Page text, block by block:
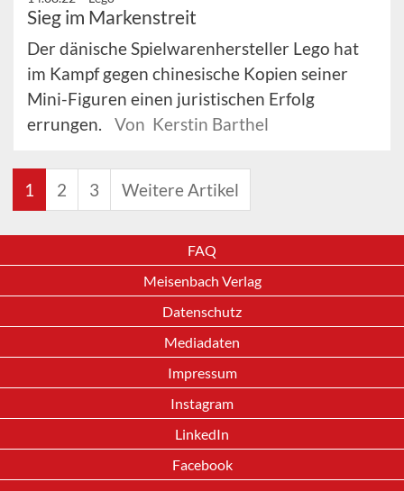
Sieg im Markenstreit
Der dänische Spielwarenhersteller Lego hat
im Kampf gegen chinesische Kopien seiner
Mini-Figuren einen juristischen Erfolg
errungen.
Von Kerstin Barthel
1 2 3 Weitere Artikel
FAQ
Meisenbach Verlag
Datenschutz
Mediadaten
Impressum
Instagram
LinkedIn
Facebook